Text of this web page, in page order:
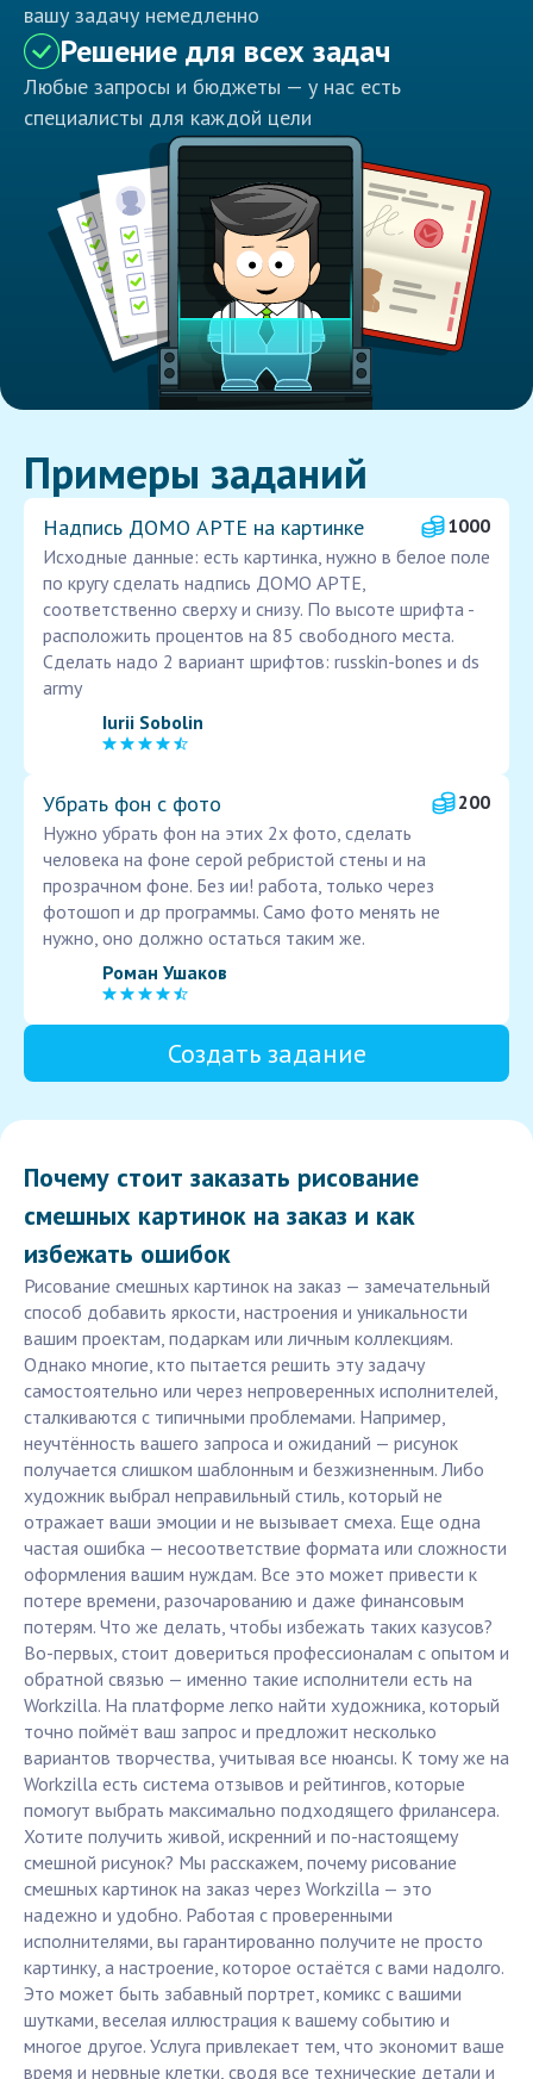
вашу задачу немедленно
Решение для всех задач
Любые запросы и бюджеты — у нас есть
специалисты для каждой цели
Примеры заданий
Надпись ДОМО АРТЕ на картинке
1000
Исходные данные: есть картинка, нужно в белое поле
по кругу сделать надпись ДОМО АРТЕ,
соответственно сверху и снизу. По высоте шрифта -
расположить процентов на 85 свободного места.
Сделать надо 2 вариант шрифтов: russkin-bones и ds
army
Iurii Sobolin
Убрать фон с фото
200
Нужно убрать фон на этих 2х фото, сделать
человека на фоне серой ребристой стены и на
прозрачном фоне. Без ии! работа, только через
фотошоп и др программы. Само фото менять не
нужно, оно должно остаться таким же.
Роман Ушаков
Создать задание
Почему стоит заказать рисование
смешных картинок на заказ и как
избежать ошибок
Рисование смешных картинок на заказ — замечательный
способ добавить яркости, настроения и уникальности
вашим проектам, подаркам или личным коллекциям.
Однако многие, кто пытается решить эту задачу
самостоятельно или через непроверенных исполнителей,
сталкиваются с типичными проблемами. Например,
неучтённость вашего запроса и ожиданий — рисунок
получается слишком шаблонным и безжизненным. Либо
художник выбрал неправильный стиль, который не
отражает ваши эмоции и не вызывает смеха. Еще одна
частая ошибка — несоответствие формата или сложности
оформления вашим нуждам. Все это может привести к
потере времени, разочарованию и даже финансовым
потерям. Что же делать, чтобы избежать таких казусов?
Во-первых, стоит довериться профессионалам с опытом и
обратной связью — именно такие исполнители есть на
Workzilla. На платформе легко найти художника, который
точно поймёт ваш запрос и предложит несколько
вариантов творчества, учитывая все нюансы. К тому же на
Workzilla есть система отзывов и рейтингов, которые
помогут выбрать максимально подходящего фрилансера.
Хотите получить живой, искренний и по-настоящему
смешной рисунок? Мы расскажем, почему рисование
смешных картинок на заказ через Workzilla — это
надежно и удобно. Работая с проверенными
исполнителями, вы гарантированно получите не просто
картинку, а настроение, которое остаётся с вами надолго.
Это может быть забавный портрет, комикс с вашими
шутками, веселая иллюстрация к вашему событию и
многое другое. Услуга привлекает тем, что экономит ваше
время и нервные клетки, сводя все технические детали и